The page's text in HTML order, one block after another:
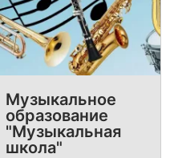
Музыкальное
образование
"Музыкальная
школа"